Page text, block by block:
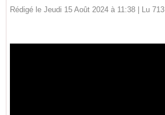
Rédigé le Jeudi 15 Août 2024 à 11:38 | Lu 713